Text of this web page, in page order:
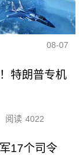
08-07
特朗普专机
阅读 4022
17个司令